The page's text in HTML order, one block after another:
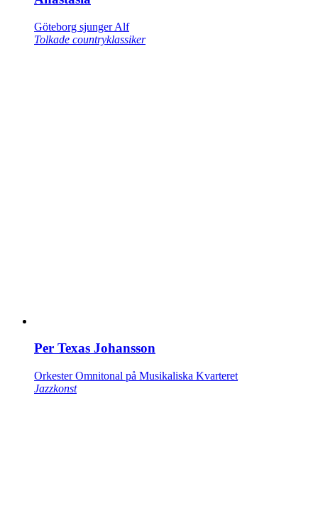
Göteborg sjunger Alf
Tolkade countryklassiker
Per Texas Johansson
Orkester Omnitonal på Musikaliska Kvarteret
Jazzkonst